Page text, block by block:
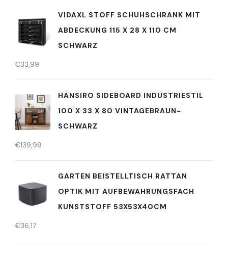
VIDAXL STOFF SCHUHSCHRANK MIT
ABDECKUNG 115 X 28 X 110 CM
SCHWARZ
€33,99
HANSIRO SIDEBOARD INDUSTRIESTIL
100 X 33 X 80 VINTAGEBRAUN-
SCHWARZ
€139,99
GARTEN BEISTELLTISCH RATTAN
OPTIK MIT AUFBEWAHRUNGSFACH
KUNSTSTOFF 53X53X40CM
€36,17